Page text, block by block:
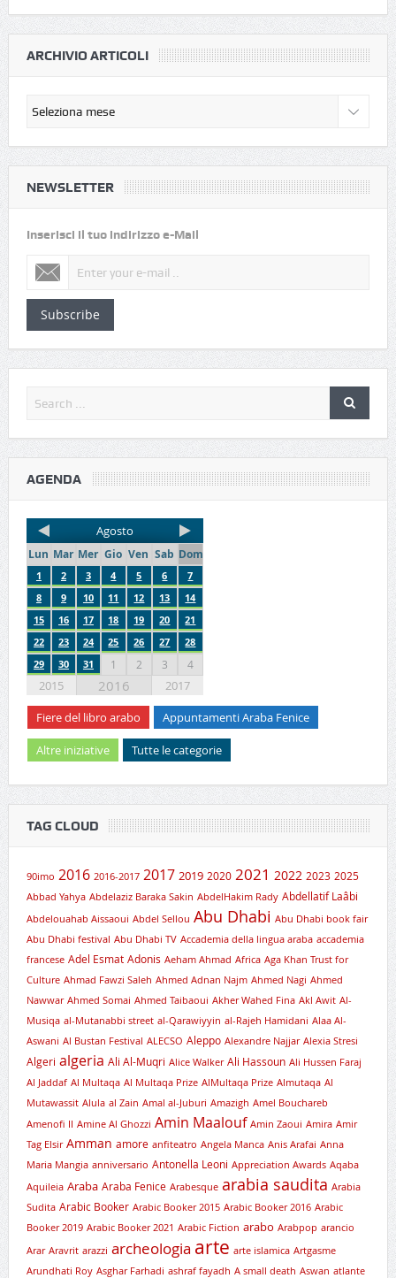
ARCHIVIO ARTICOLI
NEWSLETTER
Inserisci il tuo indirizzo e-Mail
Subscribe
AGENDA
Agosto
Lun Mar Mer Gio Ven Sab Dom
1 2 3 4 5 6
7
8
9 10 11 12 13
14
15
16 17 18 19 20
21
22
23 24 25 26 27
28
29
30 31 1 2 3 4
2015 2016
2017
Fiere del libro arabo
Appuntamenti Araba Fenice
Altre iniziative Tutte le categorie
TAG CLOUD
90imo 2016 2016-2017 2017 2019 2020 2021 2022 2023 2025
Abbad Yahya Abdelaziz Baraka Sakin AbdelHakim Rady Abdellatif Laâbi
Abdelouahab Aissaoui Abdel Sellou Abu Dhabi Abu Dhabi book fair
Abu Dhabi festival Abu Dhabi TV Accademia della lingua araba accademia
francese Adel Esmat Adonis Aeham Ahmad Africa Aga Khan Trust for
Culture Ahmad Fawzi Saleh Ahmed Adnan Najm Ahmed Nagi Ahmed
Nawwar Ahmed Somai Ahmed Taibaoui Akher Wahed Fina Akl Awit Al-
Musiqa al-Mutanabbi street al-Qarawiyyin al-Rajeh Hamidani Alaa Al-
Aswani Al Bustan Festival ALECSO Aleppo Alexandre Najjar Alexia Stresi
Algeri algeria Ali Al-Muqri Alice Walker Ali Hassoun Ali Hussen Faraj
Al Jaddaf Al Multaqa Al Multaqa Prize AlMultaqa Prize Almutaqa Al
Mutawassit Alula al Zain Amal al-Juburi Amazigh Amel Bouchareb
Amenofi II Amine Al Ghozzi Amin Maalouf Amin Zaoui Amira Amir
Tag Elsir Amman amore anfiteatro Angela Manca Anis Arafai Anna
Maria Mangia anniversario Antonella Leoni Appreciation Awards Aqaba
Aquileia Araba Araba Fenice Arabesque arabia saudita Arabia
Sudita Arabic Booker Arabic Booker 2015 Arabic Booker 2016 Arabic
Booker 2019 Arabic Booker 2021 Arabic Fiction arabo Arabpop arancio
Arar Aravrit arazzi archeologia arte arte islamica Artgasme
Arundhati Roy Asghar Farhadi ashraf fayadh A small death Aswan atlante